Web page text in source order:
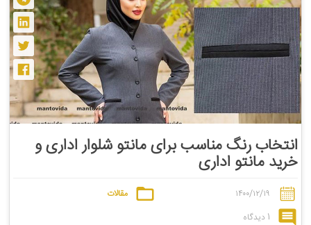
انتخاب رنگ مناسب برای مانتو شلوار اداری و
خرید مانتو اداری
۱۴۰۰/۱۲/۱۹
مقالات
1 دیدگاه